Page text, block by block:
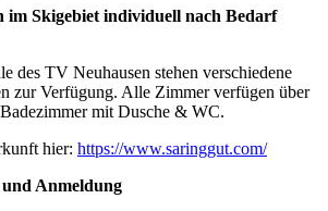
im Skigebiet individuell nach Bedarf
des TV Neuhausen stehen verschiedene
zur Verfügung. Alle Zimmer verfügen über
mit Dusche & WC.
hier: https://www.saringgut.com/
Anmeldung